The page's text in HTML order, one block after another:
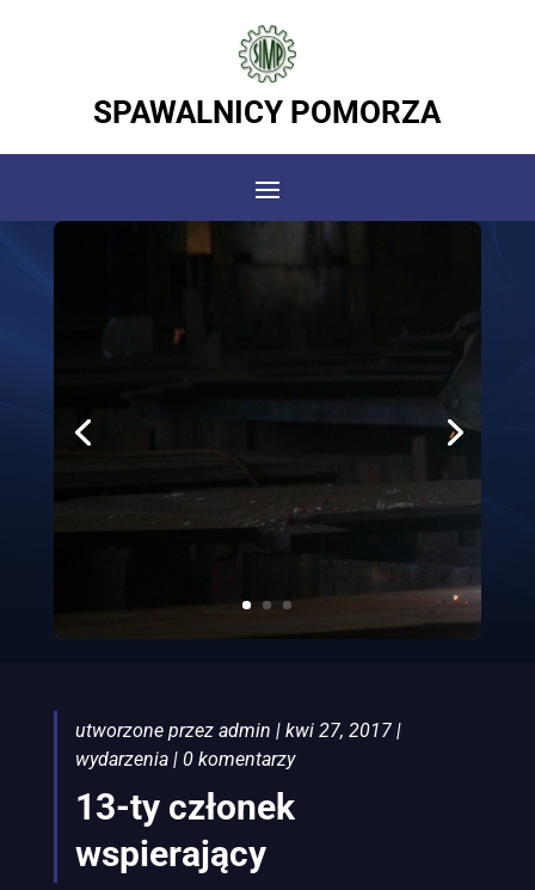
SPAWALNICY POMORZA
utworzone przez admin | kwi 27, 2017|
wydarzenia| 0 komentarzy
13-ty członek
wspierający